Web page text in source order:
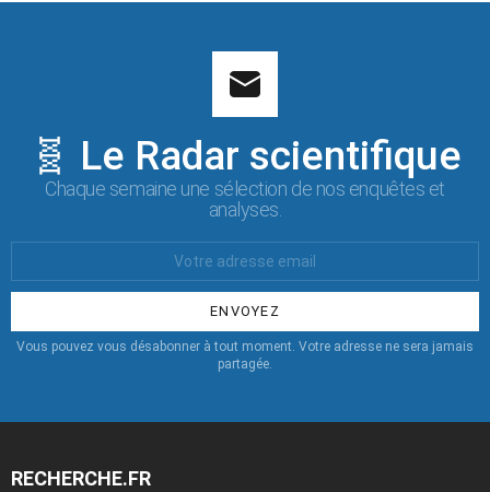
🧬 Le Radar scientifique
Chaque semaine une sélection de nos enquêtes et
analyses.
:
Vous pouvez vous désabonner à tout moment. Votre adresse ne sera jamais
partagée.
RECHERCHE.FR